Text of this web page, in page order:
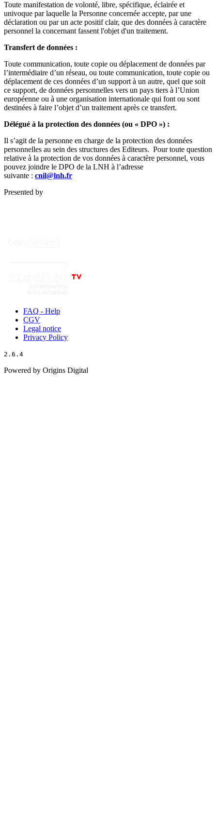
Toute manifestation de volonté, libre, spécifique, éclairée et
univoque par laquelle la Personne concernée accepte, par une
déclaration ou par un acte positif clair, que des données à caractère
personnel la concernant fassent l'objet d'un traitement.
Transfert de données :
Toute communication, toute copie ou déplacement de données par
l’intermédiaire d’un réseau, ou toute communication, toute copie ou
déplacement de ces données d’un support à un autre, quel que soit
ce support, de données personnelles vers un pays tiers à l’Union
européenne ou à une organisation internationale qui font ou sont
destinées à faire l’objet d’un traitement après ce transfert.
Délégué à la protection des données (ou « DPO ») :
Il s’agit de la personne en charge de la protection des données
personnelles au sein des structures des Editeurs. Pour toute question
relative à la protection de vos données à caractère personnel, vous
pouvez joindre le DPO de la LNH à l’adresse
suivante : cnil@lnh.fr
Presented by
FAQ - Help
CGV
Legal notice
Privacy Policy
2.6.4
Powered by Origins Digital